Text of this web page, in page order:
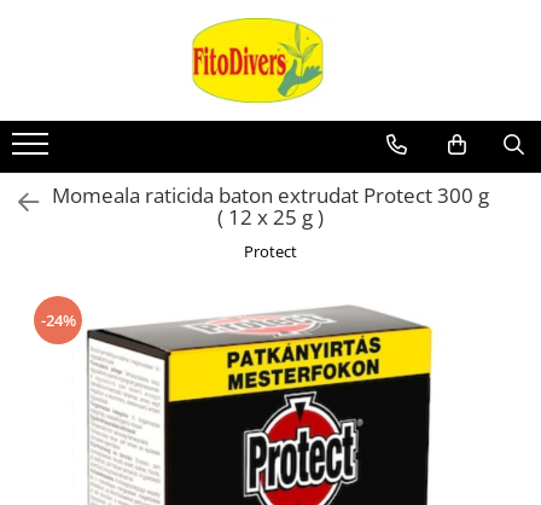
Momeala raticida baton extrudat Protect 300 g
( 12 x 25 g )
Protect
-24%